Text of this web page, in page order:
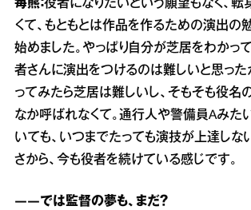
毎熊：役者になりたいという願望もなく、転
くて、もともとは作品を作るための演出の
始めました。やっぱり自分が芝居をわかっ
者さんに演出をつけるのは難しいと思った
ってみたら芝居は難しいし、そもそも役名
なか呼ばれなくて。通行人や警備員Aみた
いても、いつまでたっても演技が上達し
さから、今も役者を続けている感じです。
――では監督の夢も、まだ？